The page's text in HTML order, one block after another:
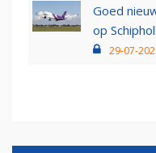
Goed
op
29-07-